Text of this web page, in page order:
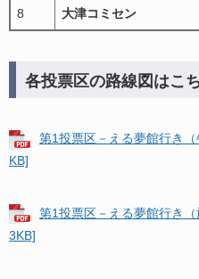
8 大津コミセン
各投票区の路線図はこ
第1投票区－える夢館行き
KB]
第1投票区－える夢館行き
3KB]